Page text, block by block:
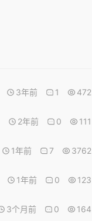
3年前 1 472
2年前 0 111
1年前 7 3762
1年前 0 123
3个月前 0 164